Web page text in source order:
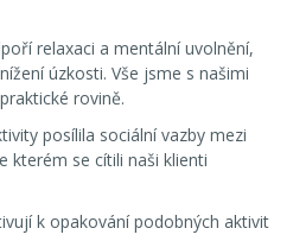
relaxaci a mentální uvolnění,
úzkosti. Vše jsme s našimi
rovině.
posílila sociální vazby mezi
kterém se cítili naši klienti
k opakování podobných aktivit